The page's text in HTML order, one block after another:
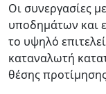
Οι συνεργασίες
υποδημάτων και
το υψηλό
καταναλωτή
θέσης